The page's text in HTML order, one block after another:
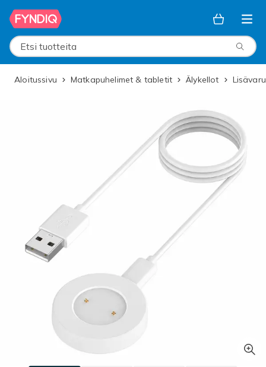
Ohita ja siirry pääsisältöön
Etsi tuotteita
Aloitussivu Matkapuhelimet & tabletit Älykellot